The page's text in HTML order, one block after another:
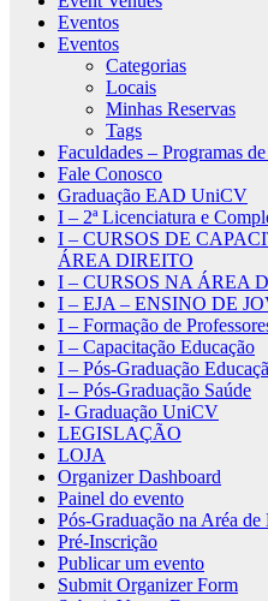
Eventos
Eventos
Categorias
Locais
Minhas Reservas
Tags
Faculdades – Programas
Fale Conosco
Graduação EAD UniCV
I – 2ª Licenciatura e
I – CURSOS DE
ÁREA DIREITO
I – CURSOS NA ÁREA
I – EJA – ENSINO DE
I – Formação de
I – Capacitação Educação
I – Pós-Graduação
I – Pós-Graduação Saúde
I- Graduação UniCV
LEGISLAÇÃO
LOJA
Organizer Dashboard
Painel do evento
Pós-Graduação na Aréa
Pré-Inscrição
Publicar um evento
Submit Organizer Form